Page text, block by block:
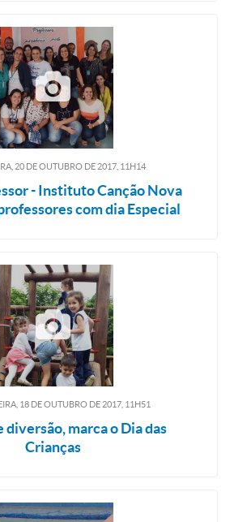
20 DEOUTUBRO DE 2017, 11H14
- Instituto Canção Nova
com dia Especial
18 DEOUTUBRO DE 2017, 11H51
diversão, marca o Dia das
Crianças